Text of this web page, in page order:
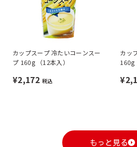
カップスープ 冷たいコーンスー
プ 160g （12本入）
¥2,172 税込
カッ
160g
もっと見る